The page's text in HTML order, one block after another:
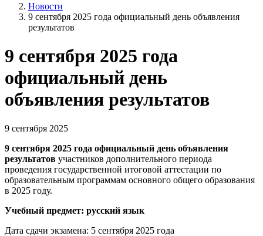
Новости
9 сентября 2025 года официальный день объявления
результатов
9 сентября 2025 года
официальный день
объявления результатов
9 сентября 2025
9 сентября 2025 года официальный день объявления
результатов участников дополнительного периода
проведения государственной итоговой аттестации по
образовательным программам основного общего образования
в 2025 году.
Учебный предмет: русский язык
Дата сдачи экзамена: 5 сентября 2025 года